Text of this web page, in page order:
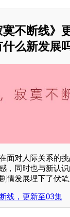
不断线》
么新发展
面对人际关系的
，同时也与新认
情发展埋下了伏笔
线，更新至03集